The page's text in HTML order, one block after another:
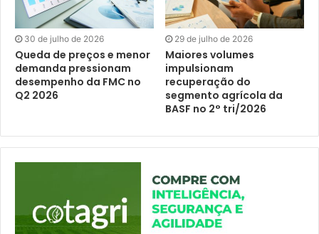
30 de julho de 2026
Queda de preços e menor
demanda pressionam
desempenho da FMC no
Q2 2026
29 de julho de 2026
Maiores volumes
impulsionam
recuperação do
segmento agrícola da
BASF no 2° tri/2026